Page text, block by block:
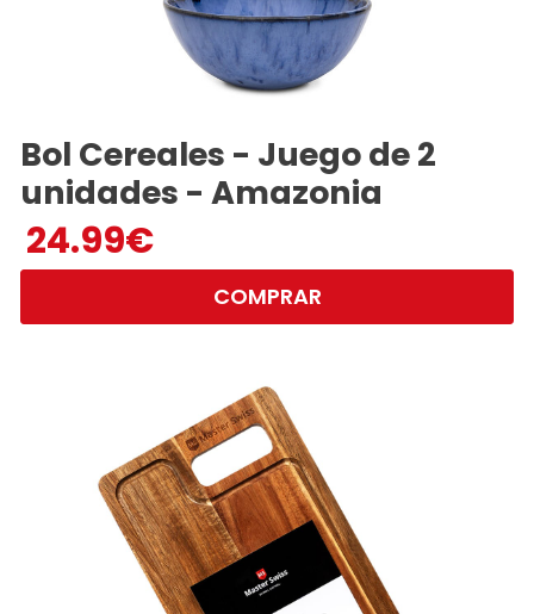
Bol Cereales - Juego de 2
unidades - Amazonia
24.99€
COMPRAR